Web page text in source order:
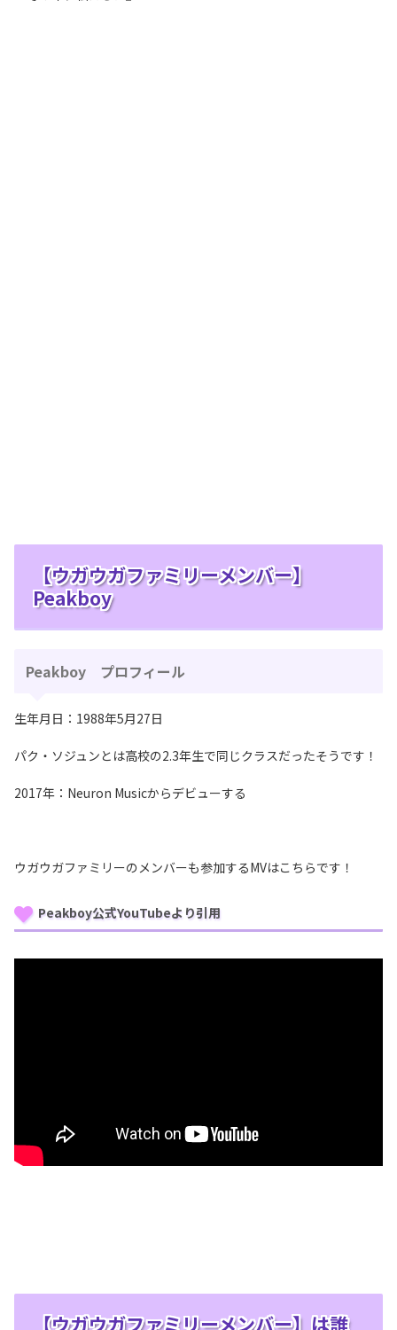
【ウガウガファミリーメンバー】
Peakboy
Peakboy プロフィール
生年月日：1988年5月27日
パク・ソジュンとは高校の2.3年生で同じクラスだったそうです！
2017年：Neuron Musicからデビューする
ウガウガファミリーのメンバーも参加するMVはこちらです！
Peakboy公式YouTubeより引用
【ウガウガファミリーメンバー】は誰